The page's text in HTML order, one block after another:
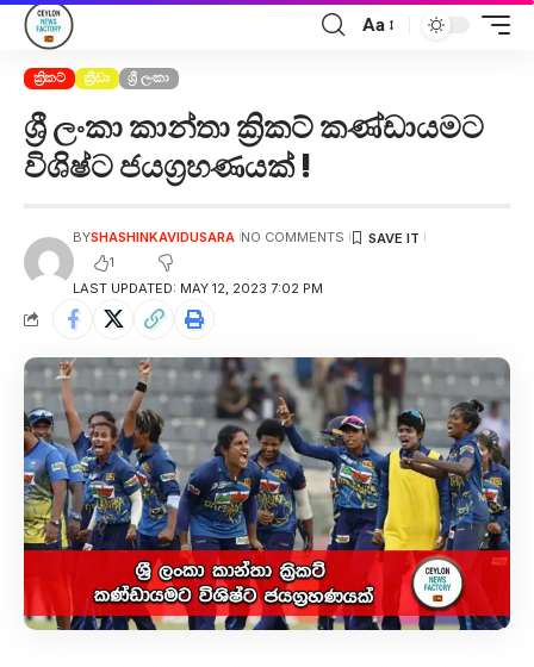
Aa
ක්‍රිකට් ක්‍රීඩා ශ්‍රී ලංකා
ශ්‍රී ලංකා කාන්තා ක්‍රිකට් කණ්ඩායමට
විශිෂ්ට ජයග්‍රහණයක් !
LAST UPDATED: MAY 12, 2023 7:02 PM
BYSHASHINKAVIDUSARA NO COMMENTS
1